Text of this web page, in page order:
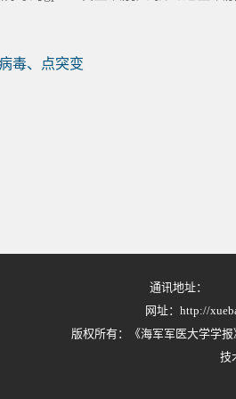
毒、点突变
通讯地址：
网址：http://
版权所有：《海军军医大学学
技